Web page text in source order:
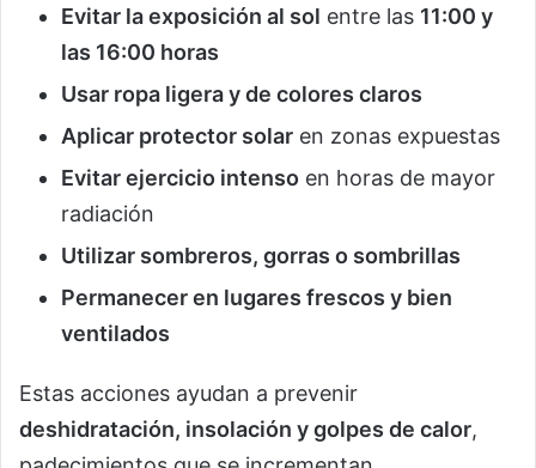
Evitar la exposición al sol entre las 11:00 y
las 16:00 horas
Usar ropa ligera y de colores claros
Aplicar protector solar en zonas expuestas
Evitar ejercicio intenso en horas de mayor
radiación
Utilizar sombreros, gorras o sombrillas
Permanecer en lugares frescos y bien
ventilados
Estas acciones ayudan a prevenir
deshidratación, insolación y golpes de calor,